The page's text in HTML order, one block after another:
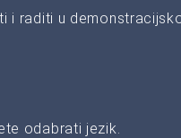
i raditi u
odabrati jezik.